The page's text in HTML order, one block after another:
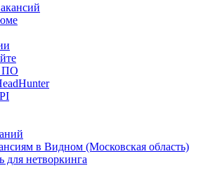
ПО
в Видном (Московская область)
для нетворкинга